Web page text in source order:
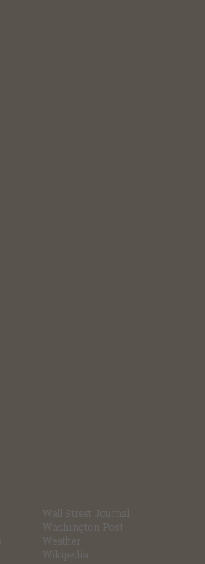
Wall Street Journal
Washington Post
Weather
Wikipedia